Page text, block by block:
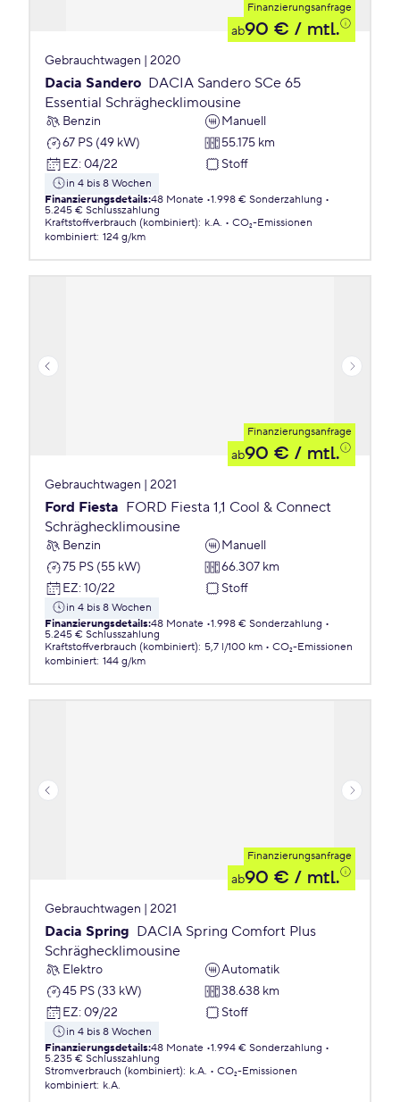
Finanzierungsanfrage
ab90 € / mtl.
Gebrauchtwagen | 2020
Dacia Sandero DACIA Sandero SCe 65
Essential Schräghecklimousine
Benzin
Manuell
67 PS (49 kW)
55.175 km
EZ: 04/22 Stoff
in 4 bis 8 Wochen
Finanzierungsdetails:48 Monate 1.998 € Sonderzahlung
5.245 € Schlusszahlung
Kraftstoffverbrauch (kombiniert): k.A.
CO₂-Emissionen
kombiniert: 124 g/km
Finanzierungsanfrage
ab90 € / mtl.
Gebrauchtwagen | 2021
Ford Fiesta FORD Fiesta 1,1 Cool & Connect
Schräghecklimousine
Benzin
Manuell
75 PS (55 kW)
66.307 km
EZ: 10/22 Stoff
in 4 bis 8 Wochen
Finanzierungsdetails:48 Monate 1.998 € Sonderzahlung
5.245 € Schlusszahlung
Kraftstoffverbrauch (kombiniert): 5,7 l/100 km
CO₂-Emissionen
kombiniert: 144 g/km
Finanzierungsanfrage
ab90 € / mtl.
Gebrauchtwagen | 2021
Dacia Spring DACIA Spring Comfort Plus
Schräghecklimousine
Elektro
Automatik
45 PS (33 kW)
38.638 km
EZ: 09/22 Stoff
in 4 bis 8 Wochen
Finanzierungsdetails:48 Monate 1.994 € Sonderzahlung
5.235 € Schlusszahlung
Stromverbrauch (kombiniert): k.A.
CO₂-Emissionen
kombiniert: k.A.